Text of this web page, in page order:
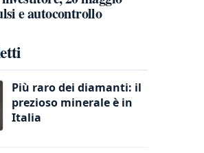
e autocontrollo
Più raro dei diamanti: il
prezioso minerale è in
Italia